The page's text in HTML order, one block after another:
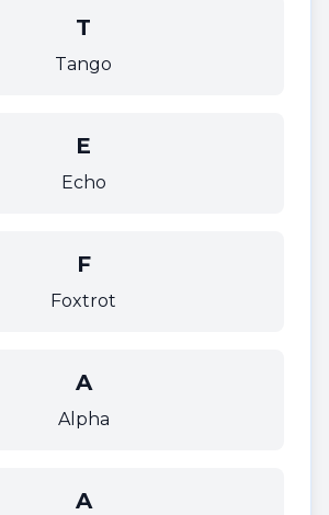
T
Tango
E
Echo
F
Foxtrot
A
Alpha
A